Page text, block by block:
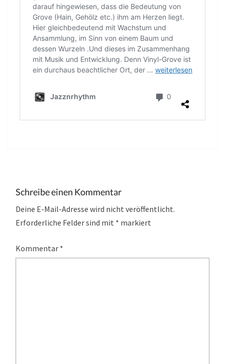
Schreibe einen Kommentar
Deine E-Mail-Adresse wird nicht veröffentlicht.
Erforderliche Felder sind mit * markiert
Kommentar *